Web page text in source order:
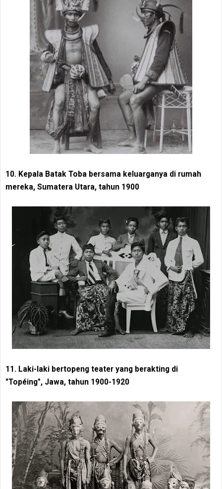
10. Kepala Batak Toba bersama keluarganya di rumah
mereka, Sumatera Utara, tahun 1900
11. Laki-laki bertopeng teater yang berakting di
"Topéing", Jawa, tahun 1900-1920